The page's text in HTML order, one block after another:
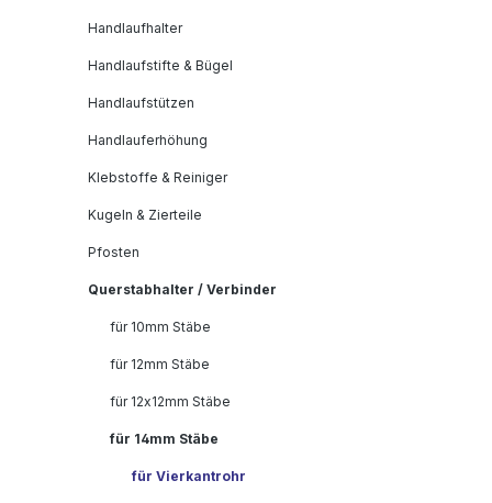
Handlaufhalter
Handlaufstifte & Bügel
Handlaufstützen
Handlauferhöhung
Klebstoffe & Reiniger
Kugeln & Zierteile
Pfosten
Querstabhalter / Verbinder
für 10mm Stäbe
für 12mm Stäbe
für 12x12mm Stäbe
für 14mm Stäbe
für Vierkantrohr